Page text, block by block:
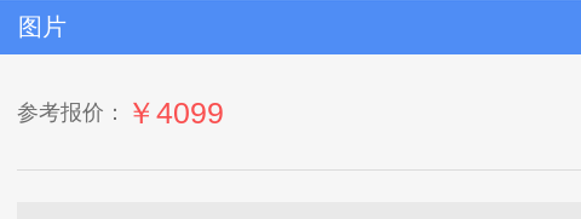
图片
参考报价： ￥4099